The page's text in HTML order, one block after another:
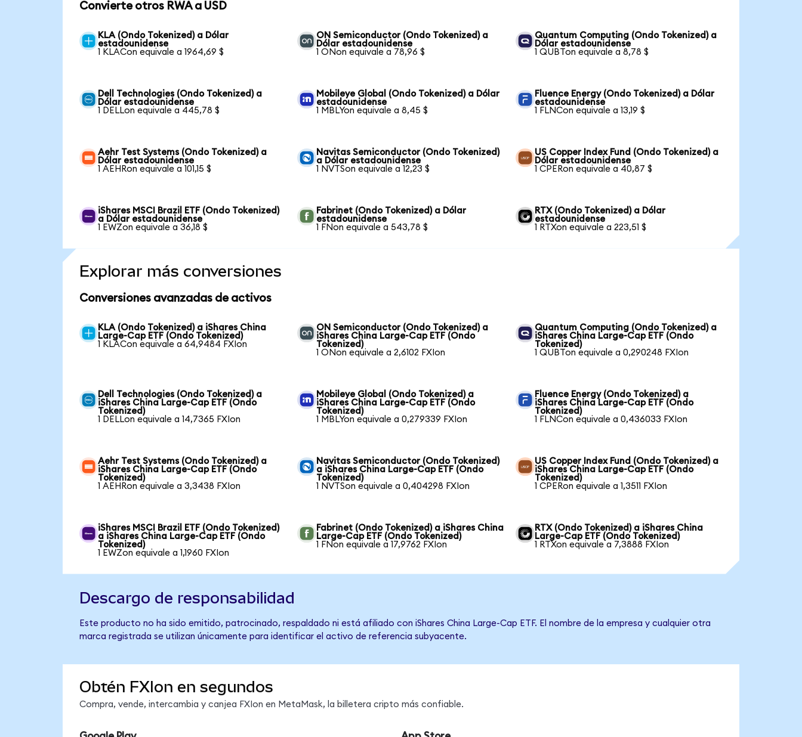
Convierte otros RWA a USD
KLA (Ondo Tokenized) a Dólar
estadounidense
1 KLACon equivale a 1964,69 $
ON Semiconductor (Ondo Tokenized) a
Dólar estadounidense
1 ONon equivale a 78,96 $
Quantum Computing (Ondo Tokenized) a
Dólar estadounidense
1 QUBTon equivale a 8,78 $
Dell Technologies (Ondo Tokenized) a
Dólar estadounidense
1 DELLon equivale a 445,78 $
Mobileye Global (Ondo Tokenized) a Dólar
estadounidense
1 MBLYon equivale a 8,45 $
Fluence Energy (Ondo Tokenized) a Dólar
estadounidense
1 FLNCon equivale a 13,19 $
Aehr Test Systems (Ondo Tokenized) a
Dólar estadounidense
1 AEHRon equivale a 101,15 $
Navitas Semiconductor (Ondo Tokenized)
a Dólar estadounidense
1 NVTSon equivale a 12,23 $
US Copper Index Fund (Ondo Tokenized) a
Dólar estadounidense
1 CPERon equivale a 40,87 $
iShares MSCI Brazil ETF (Ondo Tokenized)
a Dólar estadounidense
1 EWZon equivale a 36,18 $
Fabrinet (Ondo Tokenized) a Dólar
estadounidense
1 FNon equivale a 543,78 $
RTX (Ondo Tokenized) a Dólar
estadounidense
1 RTXon equivale a 223,51 $
Explorar más conversiones
Conversiones avanzadas de activos
KLA (Ondo Tokenized) a iShares China
Large-Cap ETF (Ondo Tokenized)
1 KLACon equivale a 64,9484 FXIon
ON Semiconductor (Ondo Tokenized) a
iShares China Large-Cap ETF (Ondo
Tokenized)
1 ONon equivale a 2,6102 FXIon
Quantum Computing (Ondo Tokenized) a
iShares China Large-Cap ETF (Ondo
Tokenized)
1 QUBTon equivale a 0,290248 FXIon
Dell Technologies (Ondo Tokenized) a
iShares China Large-Cap ETF (Ondo
Tokenized)
1 DELLon equivale a 14,7365 FXIon
Mobileye Global (Ondo Tokenized) a
iShares China Large-Cap ETF (Ondo
Tokenized)
1 MBLYon equivale a 0,279339 FXIon
Fluence Energy (Ondo Tokenized) a
iShares China Large-Cap ETF (Ondo
Tokenized)
1 FLNCon equivale a 0,436033 FXIon
Aehr Test Systems (Ondo Tokenized) a
iShares China Large-Cap ETF (Ondo
Tokenized)
1 AEHRon equivale a 3,3438 FXIon
Navitas Semiconductor (Ondo Tokenized)
a iShares China Large-Cap ETF (Ondo
Tokenized)
1 NVTSon equivale a 0,404298 FXIon
US Copper Index Fund (Ondo Tokenized) a
iShares China Large-Cap ETF (Ondo
Tokenized)
1 CPERon equivale a 1,3511 FXIon
iShares MSCI Brazil ETF (Ondo Tokenized)
a iShares China Large-Cap ETF (Ondo
Tokenized)
1 EWZon equivale a 1,1960 FXIon
Fabrinet (Ondo Tokenized) a iShares China
Large-Cap ETF (Ondo Tokenized)
1 FNon equivale a 17,9762 FXIon
RTX (Ondo Tokenized) a iShares China
Large-Cap ETF (Ondo Tokenized)
1 RTXon equivale a 7,3888 FXIon
Descargo de responsabilidad
Este producto no ha sido emitido, patrocinado, respaldado ni está afiliado con iShares China Large-Cap ETF. El nombre de la empresa y cualquier otra
marca registrada se utilizan únicamente para identificar el activo de referencia subyacente.
Obtén FXIon en segundos
Compra, vende, intercambia y canjea FXIon en MetaMask, la billetera cripto más confiable.